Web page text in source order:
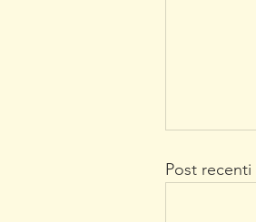
Post recenti